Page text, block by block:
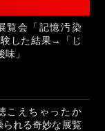
覧会「記憶汚染
した結果→「じ
」
こえちゃったか
れる奇妙な展覧